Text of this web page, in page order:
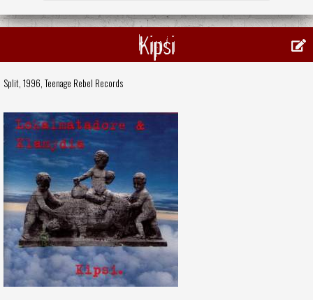
Kipsi
Split, 1996, Teenage Rebel Records